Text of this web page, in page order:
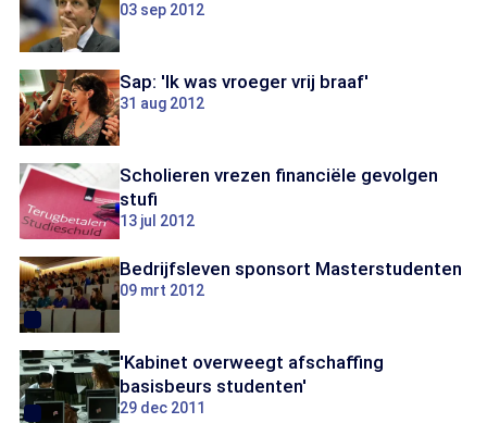
03 sep 2012
Sap: 'Ik was vroeger vrij braaf'
31 aug 2012
Scholieren vrezen financiële gevolgen
stufi
13 jul 2012
Bedrijfsleven sponsort Masterstudenten
09 mrt 2012
'Kabinet overweegt afschaffing
basisbeurs studenten'
29 dec 2011